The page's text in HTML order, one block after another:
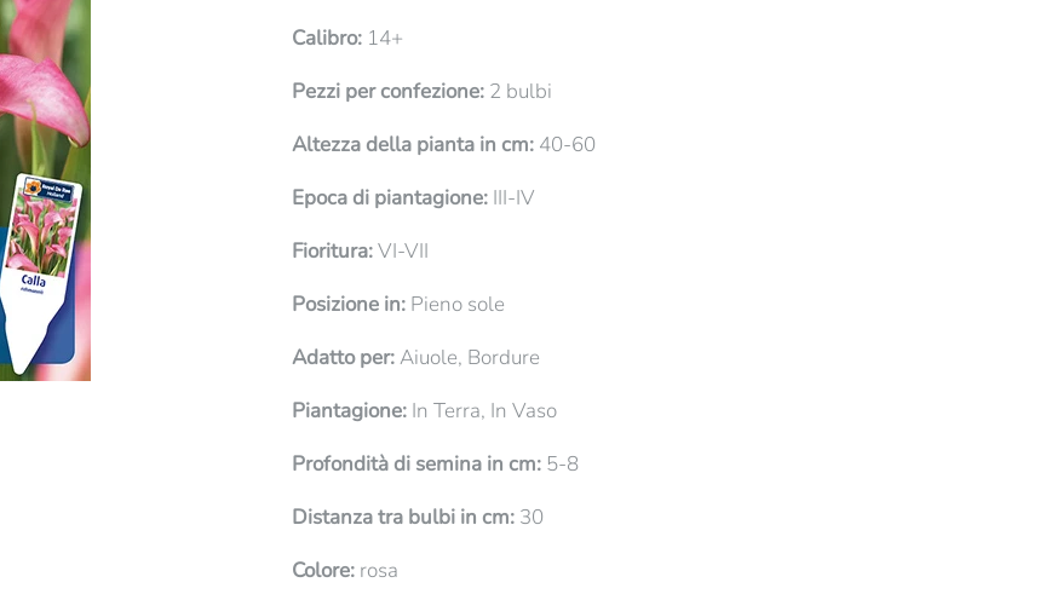
Calibro: 14+
Pezzi per confezione: 2 bulbi
Altezza della pianta in cm: 40-60
Epoca di piantagione: III-IV
Fioritura:VI-VII
Posizione in: Pieno sole
Adatto per:Aiuole, Bordure
Piantagione: In Terra, In Vaso
Profondità di semina in cm: 5-8
Distanza tra bulbi in cm: 30
Colore: rosa